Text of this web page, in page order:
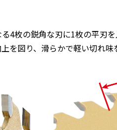
4枚の鋭角な刃に1枚の平刃
を図り、滑らかで軽い切れ味